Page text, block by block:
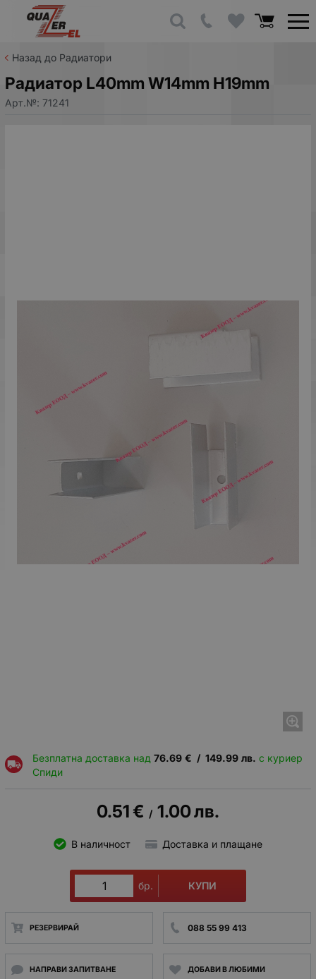
Назад до Радиатори
Радиатор L40mm W14mm H19mm
Арт.№: 71241
Безплатна доставка над 76.69 € / 149.99 лв. с куриер
Спиди
0.51€ / 1.00лв.
В наличност Доставка и плащане
бр. КУПИ
РЕЗЕРВИРАЙ 088 55 99 413
НАПРАВИ ЗАПИТВАНЕ ДОБАВИ В ЛЮБИМИ